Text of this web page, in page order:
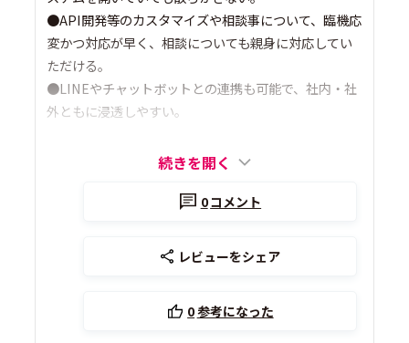
●API開発等のカスタマイズや相談事について、臨機応
変かつ対応が早く、相談についても親身に対応してい
ただける。
●LINEやチャットボットとの連携も可能で、社内・社
外ともに浸透しやすい。
続きを開く
0コメント
レビューをシェア
0参考になった